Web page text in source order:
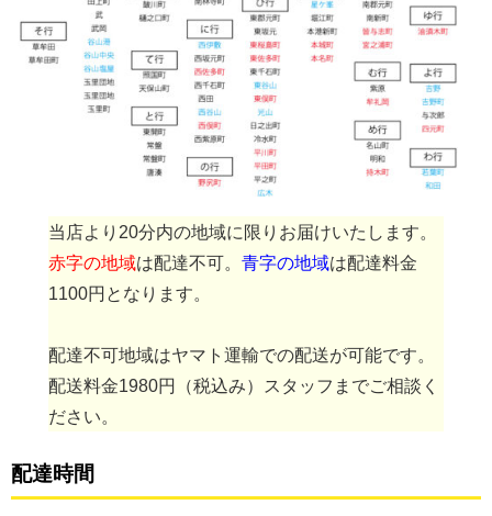
当店より20分内の地域に限りお届けいたします。
赤字の地域は配達不可。青字の地域は配達料金
1100円となります。
配達不可地域はヤマト運輸での配送が可能です。
配送料金1980円（税込み）スタッフまでご相談く
ださい。
配達時間